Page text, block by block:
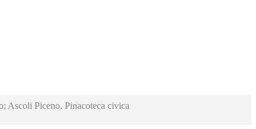
Ascoli Piceno, Pinacoteca civica